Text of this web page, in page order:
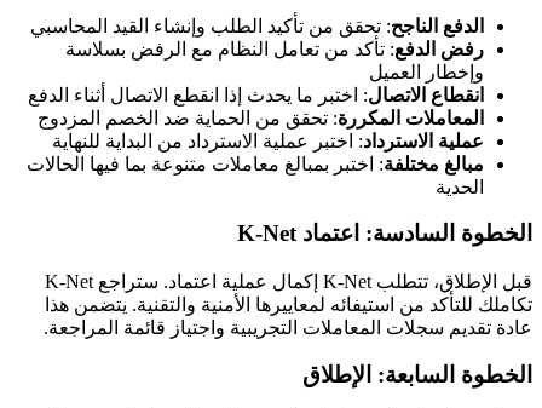
الدفع الناجح: تحقق من تأكيد الطلب وإنشاء القيد المحاسبي
رفض الدفع: تأكد من تعامل النظام مع الرفض بسلاسة
وإخطار العميل
انقطاع الاتصال: اختبر ما يحدث إذا انقطع الاتصال أثناء الدفع
المعاملات المكررة: تحقق من الحماية ضد الخصم المزدوج
عملية الاسترداد: اختبر عملية الاسترداد من البداية للنهاية
مبالغ مختلفة: اختبر بمبالغ معاملات متنوعة بما فيها الحالات
الحدية
الخطوة السادسة: اعتماد K-Net
قبل الإطلاق، تتطلب K-Net إكمال عملية اعتماد. ستراجع K-Net
تكاملك للتأكد من استيفائه لمعاييرها الأمنية والتقنية. يتضمن هذا
عادة تقديم سجلات المعاملات التجريبية واجتياز قائمة المراجعة.
الخطوة السابعة: الإطلاق